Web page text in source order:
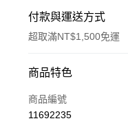
付款與運送方式
超取滿NT$1,500免運
付款方式
信用卡一次付款
商品特色
商品編號
11692235